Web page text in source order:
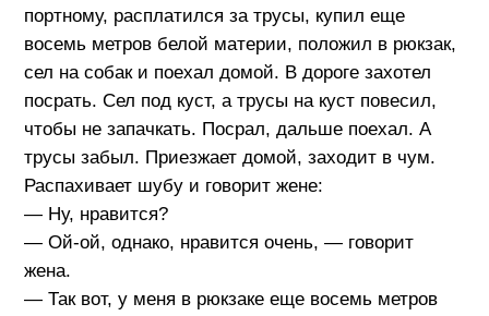
портному, расплатился за трусы, купил еще
восемь метров белой материи, положил в рюкзак,
сел на собак и поехал домой. В дороге захотел
посрать. Сел под куст, а трусы на куст повесил,
чтобы не запачкать. Посрал, дальше поехал. А
трусы забыл. Приезжает домой, заходит в чум.
Распахивает шубу и говорит жене:
— Ну, нравится?
— Ой-ой, однако, нравится очень, — говорит
жена.
— Так вот, у меня в рюкзаке еще восемь метров